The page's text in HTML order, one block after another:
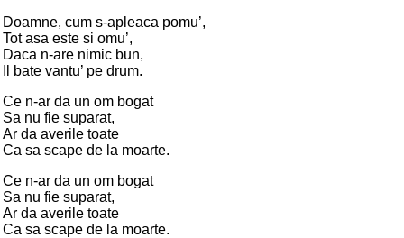
Doamne, cum s-apleaca pomu’,
Tot asa este si omu’,
Daca n-are nimic bun,
Il bate vantu’ pe drum.
Ce n-ar da un om bogat
Sa nu fie suparat,
Ar da averile toate
Ca sa scape de la moarte.
Ce n-ar da un om bogat
Sa nu fie suparat,
Ar da averile toate
Ca sa scape de la moarte.